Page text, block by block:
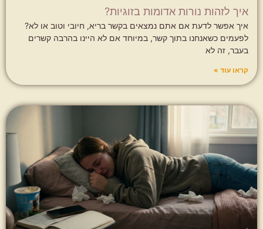
איך לזהות נורות אדומות בזוגיות?
איך אפשר לדעת אם אתם נמצאים בקשר בריא, חיובי וטוב או לא?
לפעמים כשאנחנו בתוך קשר, במיוחד אם לא היינו בהרבה קשרים
בעבר, זה לא
קראו עוד »